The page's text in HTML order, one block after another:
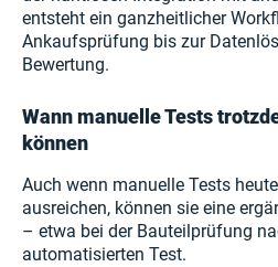
entsteht ein ganzheitlicher
Ankaufsprüfung bis zur
Bewertung.
Wann manuelle Tests
können
Auch wenn manuelle Tests
ausreichen, können sie eine
– etwa bei der Bauteilprüfung
automatisierten Test.